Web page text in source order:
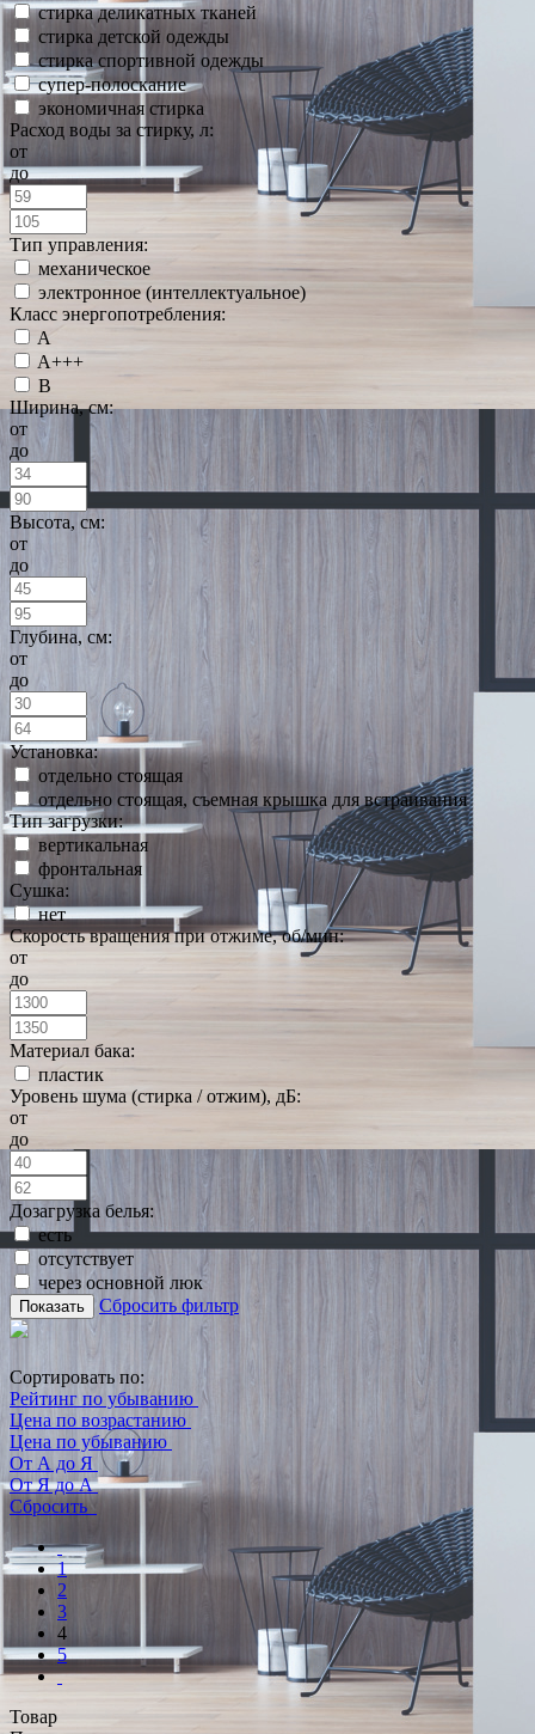
стирка деликатных тканей
стирка детской одежды
стирка спортивной одежды
супер-полоскание
экономичная стирка
Расход воды за стирку, л:
от
до
Тип управления:
механическое
электронное (интеллектуальное)
Класс энергопотребления:
A
A+++
B
Ширина, см:
от
до
Высота, см:
от
до
Глубина, см:
от
до
Установка:
отдельно стоящая
отдельно стоящая, съемная крышка для встраивания
Тип загрузки:
вертикальная
фронтальная
Сушка:
нет
Скорость вращения при отжиме, об/мин:
от
до
Материал бака:
пластик
Уровень шума (стирка / отжим), дБ:
от
до
Дозагрузка белья:
есть
отсутствует
через основной люк
Показать Сбросить фильтр
Сортировать по:
Рейтинг по убыванию
Цена по возрастанию
Цена по убыванию
От А до Я
От Я до А
Сбросить
1
2
3
4
5
Товар